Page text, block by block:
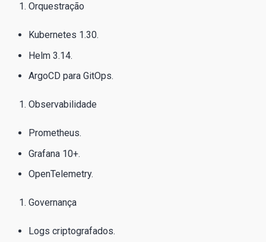
Orquestração
Kubernetes 1.30.
Helm 3.14.
ArgoCD para GitOps.
Observabilidade
Prometheus.
Grafana 10+.
OpenTelemetry.
Governança
Logs criptografados.